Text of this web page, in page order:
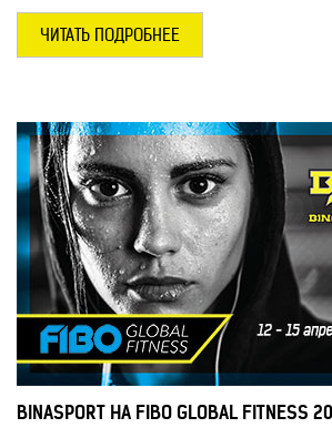
ЧИТАТЬ ПОДРОБНЕЕ
BINASPORT НА FIBO GLOBAL FITNESS